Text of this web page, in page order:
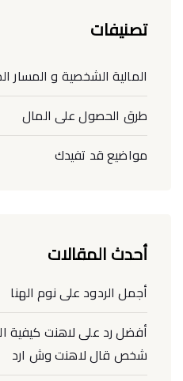
تصنيفات
المالية الشخصية و المسار
طرق الحصول على المال
مواضيع قد تفيدك
أحدث المقالات
أجمل الردود على نوم الهنا
أفضل رد على لاهنت كيفية
شخص قال لاهنت وش ارد